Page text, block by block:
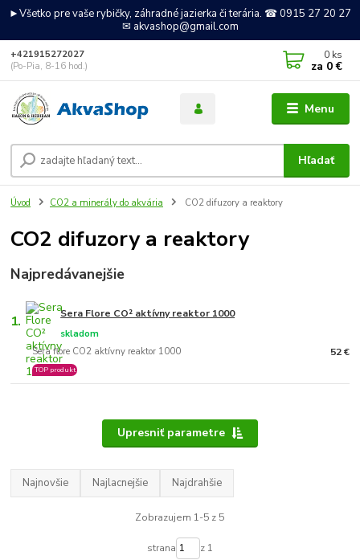
►Všetko pre vaše rybičky, záhradné jazierka či terária. ☎ 0915 27 20 27
✉ akvashop@gmail.com
Menu
Hľadať
+421915272027
(Po-Pia, 8-16 hod.)
0 ks
za 0 €
Úvod CO2 a minerály do akvária CO2 difuzory a reaktory
CO2 difuzory a reaktory
Najpredávanejšie
1. Sera Flore CO² aktívny reaktor 1000
Sera flore CO2 aktívny reaktor 1000
skladom
TOP produkt
52 €
Upresniť parametre
Najnovšie Najlacnejšie Najdrahšie
Zobrazujem 1-5 z 5
strana z 1